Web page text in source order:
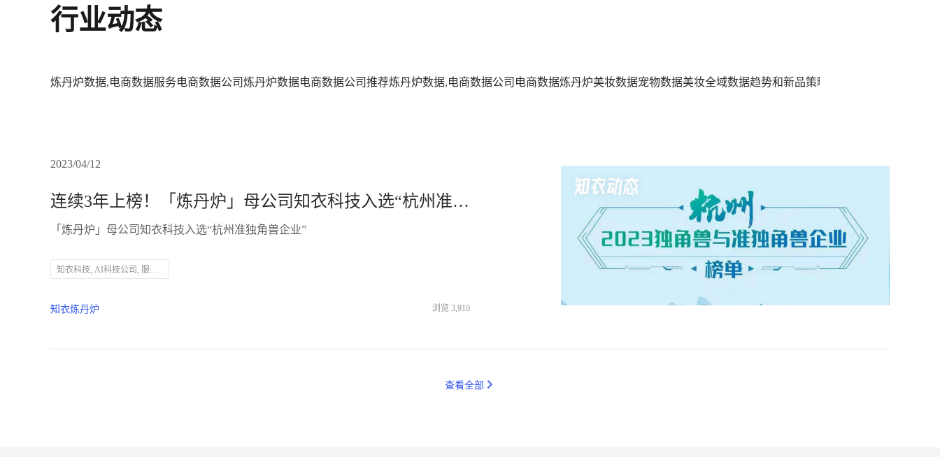
行业动态
炼丹炉数据,电商数据服务电商数据公司炼丹炉数据电商数据公司推荐炼丹炉数据,电商数据公司 电商数据炼丹炉美妆数据宠物数据美妆全域数据趋势和新品策略
2023/04/12
连续3年上榜！「炼丹炉」母公司知衣科技入选“杭州准独角兽企业”-杭州知衣科技
「炼丹炉」母公司知衣科技入选“杭州准独角兽企业”
知衣科技, AI科技公司, 服装AI大数据, 杭州准独角兽企业, 人工智能, 数字化升级, 炼丹炉, 全域大数据AI分析平台, 零售商业升级, 电商市场洞察
知衣炼丹炉 浏览 3,910
查看全部